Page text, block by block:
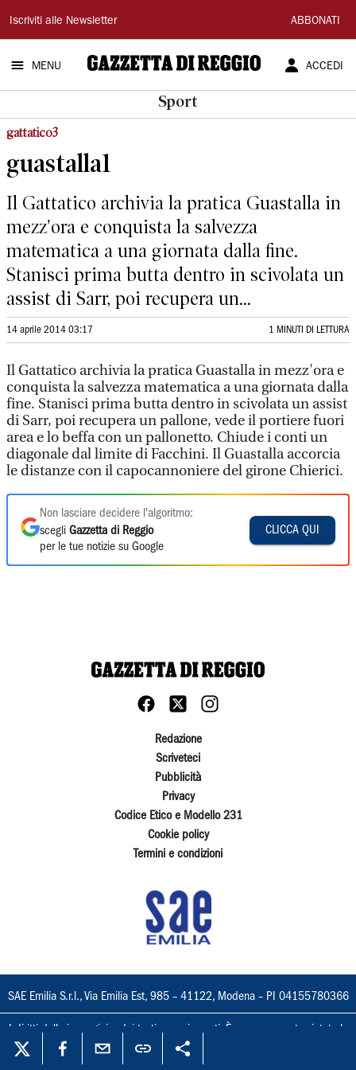
Gazzetta
di
Reggio
Iscriviti alle Newsletter ABBONATI
MENU ACCEDI
Sport
gattatico3
guastalla1
Il Gattatico archivia la pratica Guastalla in
mezz'ora e conquista la salvezza
matematica a una giornata dalla fine.
Stanisci prima butta dentro in scivolata un
assist di Sarr, poi recupera un...
14 aprile 2014 03:17 1 MINUTI DI LETTURA
Il Gattatico archivia la pratica Guastalla in mezz'ora e
conquista la salvezza matematica a una giornata dalla
fine. Stanisci prima butta dentro in scivolata un assist
di Sarr, poi recupera un pallone, vede il portiere fuori
area e lo beffa con un pallonetto. Chiude i conti un
diagonale dal limite di Facchini. Il Guastalla accorcia
le distanze con il capocannoniere del girone Chierici.
Non lasciare decidere l'algoritmo:
scegli Gazzetta di Reggio
per le tue notizie su Google
CLICCA QUI
Redazione
Scriveteci
Pubblicità
Privacy
Codice Etico e Modello 231
Cookie policy
Termini e condizioni
SAE Emilia S.r.l., Via Emilia Est, 985 – 41122, Modena – PI 04155780366
I diritti delle immagini e dei testi sono riservati. È espressamente vietata la
loro riproduzione con qualsiasi mezzo e l'adattamento totale o parziale.